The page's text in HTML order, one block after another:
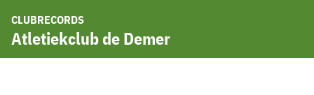
CLUBRECORDS
Atletiekclub de Demer